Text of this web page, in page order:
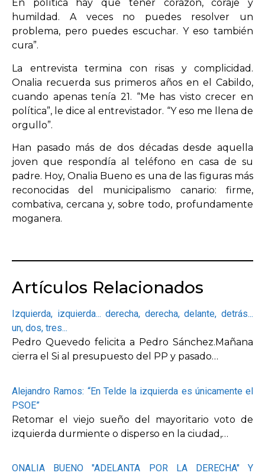
En política hay que tener corazón, coraje y
humildad. A veces no puedes resolver un
problema, pero puedes escuchar. Y eso también
cura”.
La entrevista termina con risas y complicidad.
Onalia recuerda sus primeros años en el Cabildo,
cuando apenas tenía 21. “Me has visto crecer en
política”, le dice al entrevistador. “Y eso me llena de
orgullo”.
Han pasado más de dos décadas desde aquella
joven que respondía al teléfono en casa de su
padre. Hoy, Onalia Bueno es una de las figuras más
reconocidas del municipalismo canario: firme,
combativa, cercana y, sobre todo, profundamente
moganera.
Artículos Relacionados
Izquierda, izquierda... derecha, derecha, delante, detrás...
un, dos, tres...
Pedro Quevedo felicita a Pedro Sánchez.Mañana
cierra el Si al presupuesto del PP y pasado…
Alejandro Ramos: “En Telde la izquierda es únicamente el
PSOE”
Retomar el viejo sueño del mayoritario voto de
izquierda durmiente o disperso en la ciudad,…
ONALIA BUENO "ADELANTA POR LA DERECHA" Y